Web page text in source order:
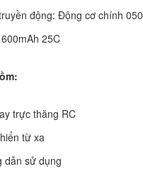
động: Động cơ chính
25C
trực thăng RC
từ xa
dẫn sử dụng